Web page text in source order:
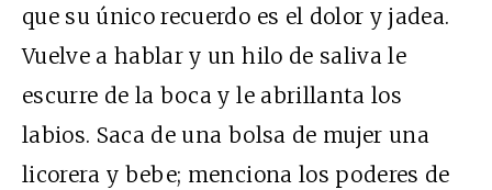
que su único recuerdo es el dolor y jadea.
Vuelve a hablar y un hilo de saliva le
escurre de la boca y le abrillanta los
labios. Saca de una bolsa de mujer una
licorera y bebe; menciona los poderes de